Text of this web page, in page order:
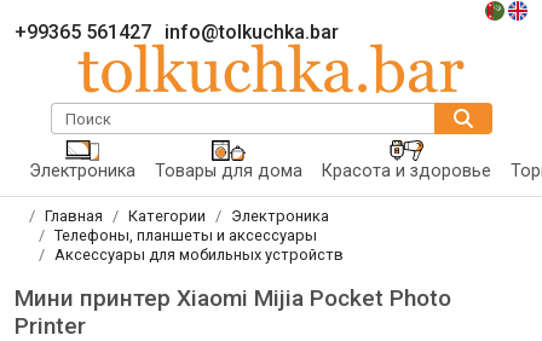
+99365 561427 info@tolkuchka.bar
Поиск
Электроника Товары для дома Красота и здоровье
Главная Категории
Электроника
Телефоны, планшеты и аксессуары
Аксессуары для мобильных устройств
Мини принтер Xiaomi Mijia Pocket Photo
Printer